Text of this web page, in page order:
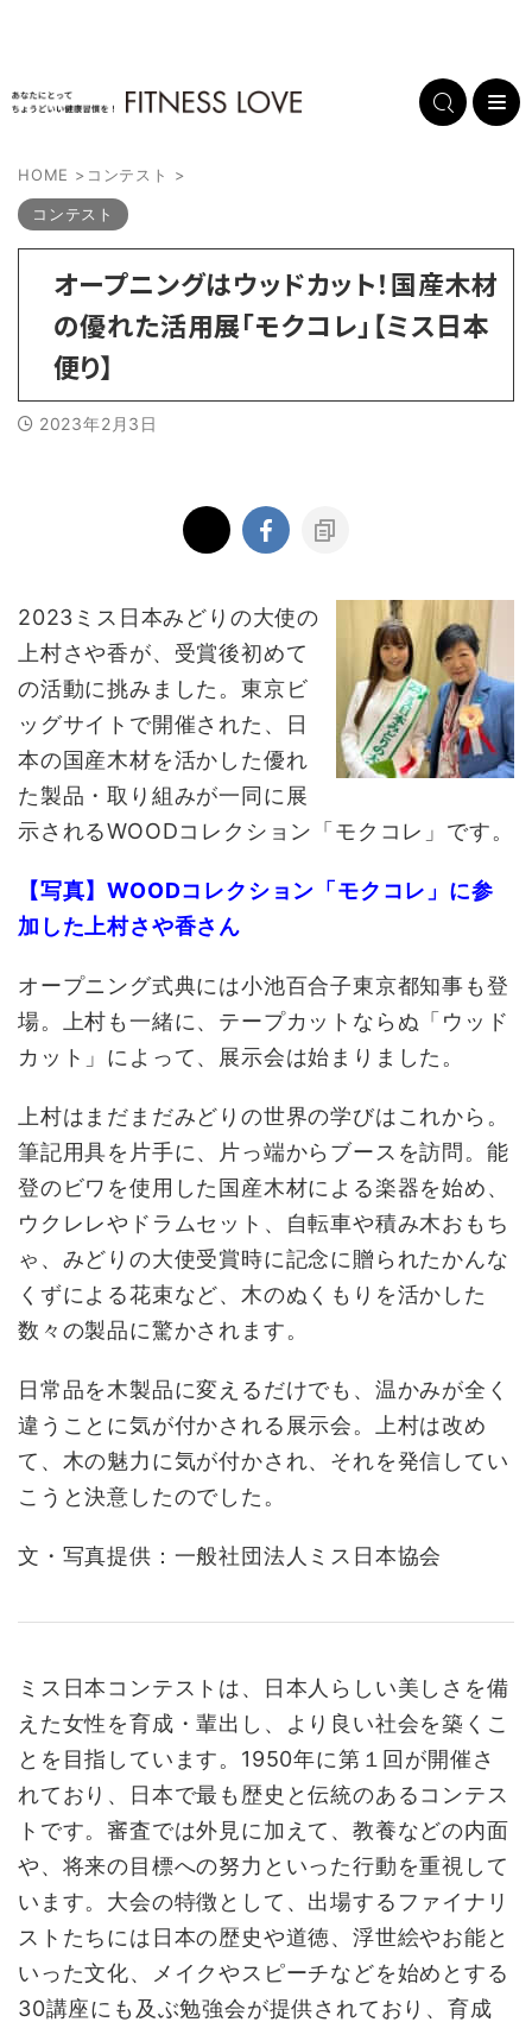
HOME > コンテスト >
コンテスト
オープニングはウッドカット！国産木材
の優れた活用展「モクコレ」【ミス日本
便り】
2023年2月3日
2023ミス日本みどりの大使の
上村さや香が、受賞後初めて
の活動に挑みました。東京ビ
ッグサイトで開催された、日
本の国産木材を活かした優れ
た製品・取り組みが一同に展
示されるWOODコレクション「モクコレ」です。
【写真】WOODコレクション「モクコレ」に参
加した上村さや香さん
オープニング式典には小池百合子東京都知事も登
場。上村も一緒に、テープカットならぬ「ウッド
カット」によって、展示会は始まりました。
上村はまだまだみどりの世界の学びはこれから。
筆記用具を片手に、片っ端からブースを訪問。能
登のビワを使用した国産木材による楽器を始め、
ウクレレやドラムセット、自転車や積み木おもち
ゃ、みどりの大使受賞時に記念に贈られたかんな
くずによる花束など、木のぬくもりを活かした
数々の製品に驚かされます。
日常品を木製品に変えるだけでも、温かみが全く
違うことに気が付かされる展示会。上村は改め
て、木の魅力に気が付かされ、それを発信してい
こうと決意したのでした。
文・写真提供：一般社団法人ミス日本協会
ミス日本コンテストは、日本人らしい美しさを備
えた女性を育成・輩出し、より良い社会を築くこ
とを目指しています。1950年に第１回が開催さ
れており、日本で最も歴史と伝統のあるコンテス
トです。審査では外見に加えて、教養などの内面
や、将来の目標への努力といった行動を重視して
います。大会の特徴として、出場するファイナリ
ストたちには日本の歴史や道徳、浮世絵やお能と
いった文化、メイクやスピーチなどを始めとする
30講座にも及ぶ勉強会が提供されており、育成